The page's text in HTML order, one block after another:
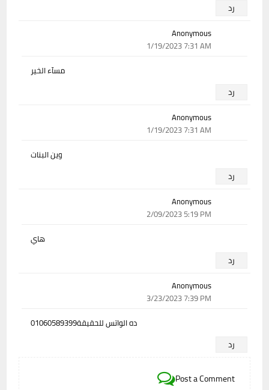
رد
Anonymous
1/19/2023 7:31 AM
مسآء الخير
رد
Anonymous
1/19/2023 7:31 AM
وين البنات
رد
Anonymous
2/09/2023 5:19 PM
هاي
رد
Anonymous
3/23/2023 7:39 PM
ده الواتس للحقيقة01060589399
رد
Post a Comment